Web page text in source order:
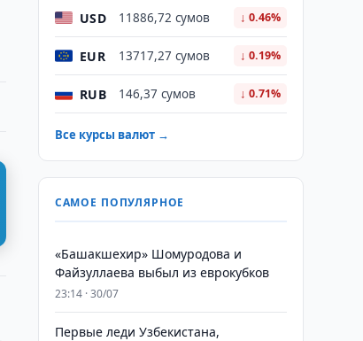
USD 11886,72 сумов ↓ 0.46%
EUR 13717,27 сумов ↓ 0.19%
RUB 146,37 сумов ↓ 0.71%
Все курсы валют →
САМОЕ ПОПУЛЯРНОЕ
«Башакшехир» Шомуродова и
Файзуллаева выбыл из еврокубков
23:14 · 30/07
Первые леди Узбекистана,